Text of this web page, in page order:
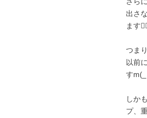
出さ
ます
つま
以前
す
しか
プ、